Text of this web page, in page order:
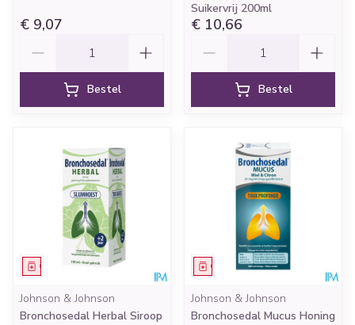
€ 9,07
Bestel
Suikervrij 200ml
€ 10,66
Bestel
Geneesmiddel
Johnson & Johnson
Bronchosedal Herbal Siroop
Geneesmiddel
Johnson & Johnson
Bronchosedal Mucus Honing